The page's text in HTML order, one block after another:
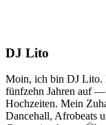
DJ Lito
Moin, ich bin DJ Lito.
fünfzehn Jahren auf
Hochzeiten. Mein
Dancehall, Afrobeats